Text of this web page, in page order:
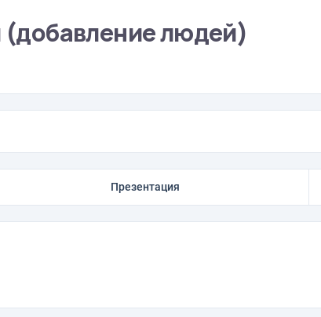
(добавление людей)
Презентация